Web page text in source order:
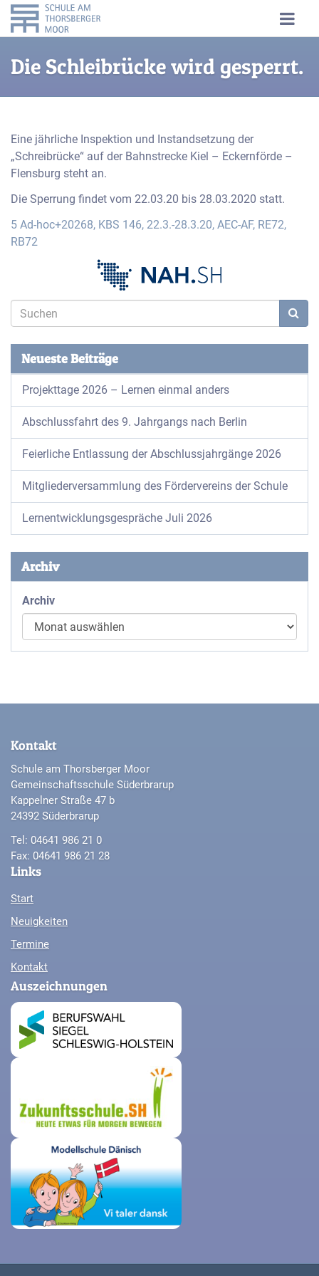
Die Schleibrücke wird gesperrt.
Eine jährliche Inspektion und Instandsetzung der
„Schreibrücke“ auf der Bahnstrecke Kiel – Eckernförde –
Flensburg steht an.
Die Sperrung findet vom 22.03.20 bis 28.03.2020 statt.
5 Ad-hoc+20268, KBS 146, 22.3.-28.3.20, AEC-AF, RE72,
RB72
Neueste Beiträge
Projekttage 2026 – Lernen einmal anders
Abschlussfahrt des 9. Jahrgangs nach Berlin
Feierliche Entlassung der Abschlussjahrgänge 2026
Mitgliederversammlung des Fördervereins der Schule
Lernentwicklungsgespräche Juli 2026
Archiv
Archiv
Kontakt
Schule am Thorsberger Moor
Gemeinschaftsschule Süderbrarup
Kappelner Straße 47 b
24392 Süderbrarup
Tel: 04641 986 21 0
Fax: 04641 986 21 28
Links
Start
Neuigkeiten
Termine
Kontakt
Auszeichnungen